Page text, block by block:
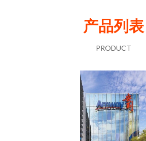
产品列表
PRODUCT